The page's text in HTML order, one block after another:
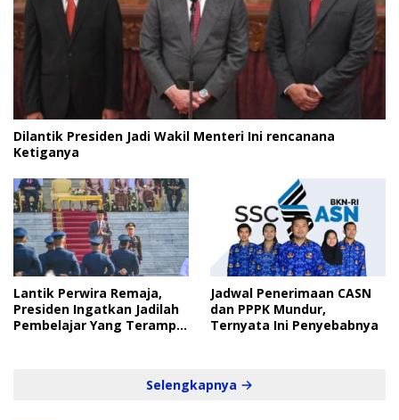
Dilantik Presiden Jadi Wakil Menteri Ini rencanana
Ketiganya
Lantik Perwira Remaja,
Presiden Ingatkan Jadilah
Pembelajar Yang Terampil
Jadwal Penerimaan CASN
dan PPPK Mundur,
Ternyata Ini Penyebabnya
Selengkapnya